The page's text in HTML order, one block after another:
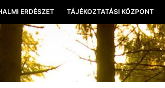
ERDÉSZET TÁJÉKOZTATÁSI KÖZPONT